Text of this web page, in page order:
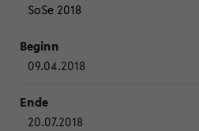
SoSe 2018
09.04.2018
20.07.2018